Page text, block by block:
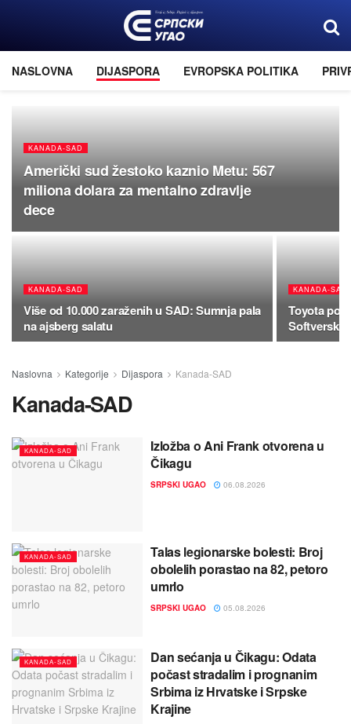
NASLOVNA DIJASPORA EVROPSKA POLITIKA
KANADA-SAD
Američki sud žestoko kaznio Metu: 567
miliona dolara za mentalno zdravlje
dece
KANADA-SAD
Više od 10.000 zaraženih u SAD: Sumnja pala
na ajsberg salatu
KANADA-SAD
Toyota
Softverski
Naslovna Kategorije Dijaspora Kanada-SAD
Kanada-SAD
KANADA-SAD
Izložba o Ani Frank otvorena u
Čikagu
SRPSKI UGAO 06.08.2026
KANADA-SAD
Talas legionarske bolesti: Broj
obolelih porastao na 82, petoro
umrlo
SRPSKI UGAO 05.08.2026
KANADA-SAD
Dan sećanja u Čikagu: Odata
počast stradalim i prognanim
Srbima iz Hrvatske i Srpske
Krajine